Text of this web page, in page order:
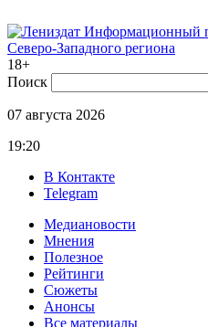
Информационный
Северо-Западного региона
18+
Поиск
07 августа 2026
19:20
В Контакте
Telegram
Медиановости
Мнения
Полезное
Рейтинги
Сюжеты
Анонсы
Все материалы